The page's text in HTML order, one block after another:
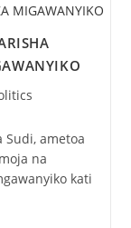
Sudi, ametoa
na
kati